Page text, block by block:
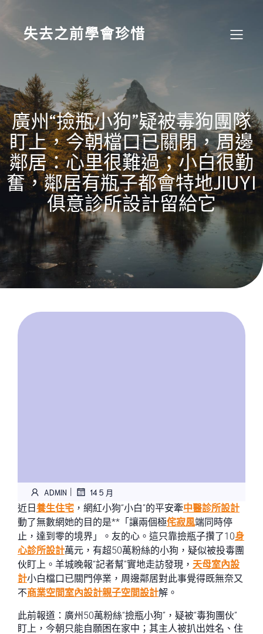
content
失去之前學會珍惜
廣州“撿瓶小狗”疑被毒狗團隊
盯上，今朝檔口已關閉，周邊
鄰居：心里很難過；小白很勤
奮，鄰居有瓶子都會特地JIUYI
俱意診所設計留給它
ADMIN | 14 5 月
近日 養生住宅 ，網紅小狗“小白”的平安牽中醫診所設計
動了無數網她的目的是**「讓兩個極侘寂風端同時停
止，達到零的境界」。友的心。這只靠撿瓶子攢了10身
心診所設計萬元，有超50萬粉絲的小狗，疑似被投毒團
伙盯上。羊城晚報“記者幫”實地走訪發現， 天母室內設
計小白檔口已關門停業，周邊鄰居對此事覺得既無奈又
不商業空間室內設計親子空間設計解。
此前報道：廣州50萬粉絲“撿瓶小狗”，疑被“毒狗團伙”
盯上，今朝只能自願困在家中；其主人被扒出姓名、住